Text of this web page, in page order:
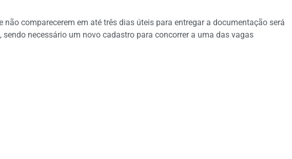
não comparecerem em até três dias úteis para entregar a documentação será
sendo necessário um novo cadastro para concorrer a uma das vagas